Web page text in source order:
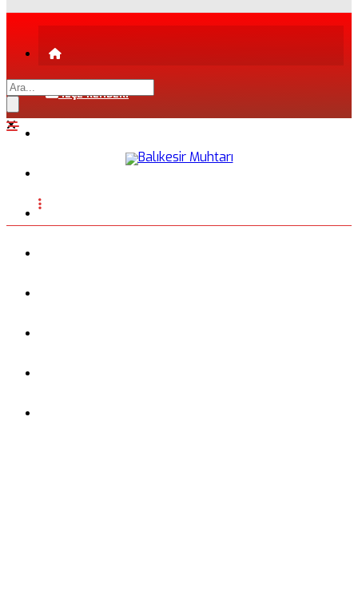
İLÇE REHBERİ